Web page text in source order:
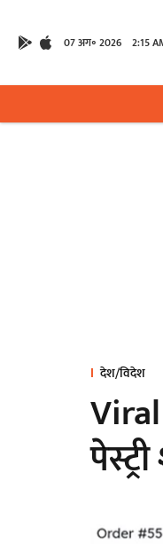
07 अग॰ 2026 2:15
देश/विदेश